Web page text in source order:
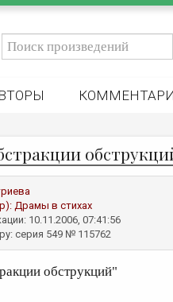
Драмы в стихах
10.11.2006, 07:41:56
серия 549 № 115762
обструкций"